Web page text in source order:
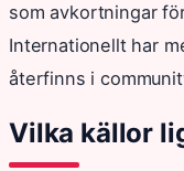
som avkortningar
Internationellt har
återfinns i
Vilka källor